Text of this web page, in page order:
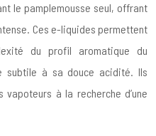
le pamplemousse seul, offrant
Ces e-liquides permettent
du profil aromatique du
subtile à sa douce acidité. Ils
à la recherche d’une